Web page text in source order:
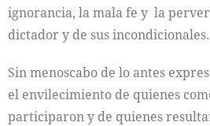
ignorancia, la mala fe y la
dictador y de sus incondicionales.
Sin menoscabo de lo antes
el envilecimiento de quienes
participaron y de quienes